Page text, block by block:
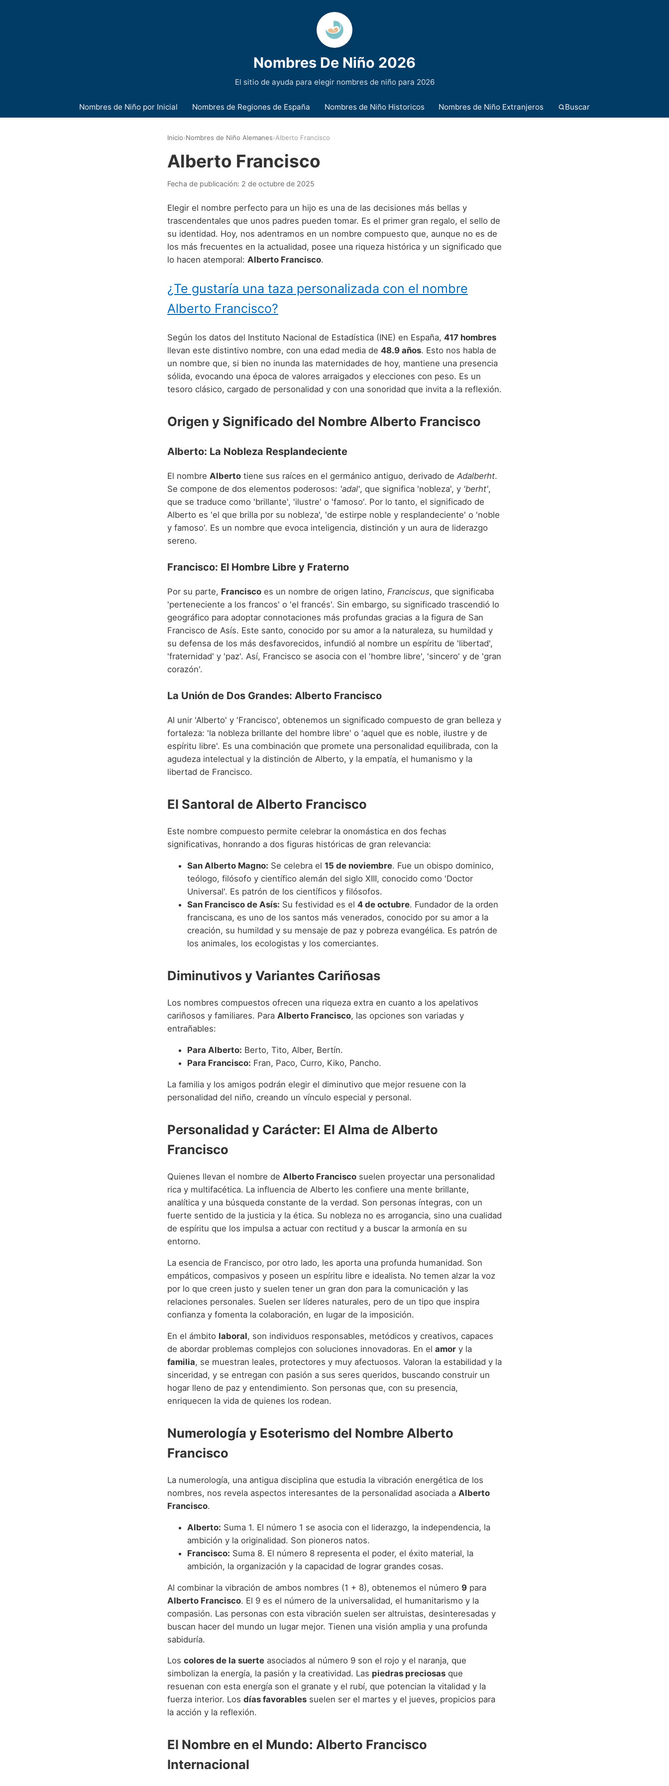
Nombres De Niño 2026
El sitio de ayuda para elegir nombres de niño para 2026
Nombres de Niño por Inicial Nombres de Regiones de España Nombres de Niño Historicos Nombres de Niño Extranjeros Buscar
Inicio›Nombres de Niño Alemanes›Alberto Francisco
Alberto Francisco
Fecha de publicación: 2 de octubre de 2025
Elegir el nombre perfecto para un hijo es una de las decisiones más bellas y
trascendentales que unos padres pueden tomar. Es el primer gran regalo, el sello de
su identidad. Hoy, nos adentramos en un nombre compuesto que, aunque no es de
los más frecuentes en la actualidad, posee una riqueza histórica y un significado que
lo hacen atemporal: Alberto Francisco.
¿Te gustaría una taza personalizada con el nombre
Alberto Francisco?
Según los datos del Instituto Nacional de Estadística (INE) en España, 417 hombres
llevan este distintivo nombre, con una edad media de 48.9 años. Esto nos habla de
un nombre que, si bien no inunda las maternidades de hoy, mantiene una presencia
sólida, evocando una época de valores arraigados y elecciones con peso. Es un
tesoro clásico, cargado de personalidad y con una sonoridad que invita a la reflexión.
Origen y Significado del Nombre Alberto Francisco
Alberto: La Nobleza Resplandeciente
El nombre Alberto tiene sus raíces en el germánico antiguo, derivado de Adalberht.
Se compone de dos elementos poderosos: 'adal', que significa 'nobleza', y 'berht',
que se traduce como 'brillante', 'ilustre' o 'famoso'. Por lo tanto, el significado de
Alberto es 'el que brilla por su nobleza', 'de estirpe noble y resplandeciente' o 'noble
y famoso'. Es un nombre que evoca inteligencia, distinción y un aura de liderazgo
sereno.
Francisco: El Hombre Libre y Fraterno
Por su parte, Francisco es un nombre de origen latino, Franciscus, que significaba
'perteneciente a los francos' o 'el francés'. Sin embargo, su significado trascendió lo
geográfico para adoptar connotaciones más profundas gracias a la figura de San
Francisco de Asís. Este santo, conocido por su amor a la naturaleza, su humildad y
su defensa de los más desfavorecidos, infundió al nombre un espíritu de 'libertad',
'fraternidad' y 'paz'. Así, Francisco se asocia con el 'hombre libre', 'sincero' y de 'gran
corazón'.
La Unión de Dos Grandes: Alberto Francisco
Al unir 'Alberto' y 'Francisco', obtenemos un significado compuesto de gran belleza y
fortaleza: 'la nobleza brillante del hombre libre' o 'aquel que es noble, ilustre y de
espíritu libre'. Es una combinación que promete una personalidad equilibrada, con la
agudeza intelectual y la distinción de Alberto, y la empatía, el humanismo y la
libertad de Francisco.
El Santoral de Alberto Francisco
Este nombre compuesto permite celebrar la onomástica en dos fechas
significativas, honrando a dos figuras históricas de gran relevancia:
San Alberto Magno: Se celebra el 15 de noviembre. Fue un obispo dominico,
teólogo, filósofo y científico alemán del siglo XIII, conocido como 'Doctor
Universal'. Es patrón de los científicos y filósofos.
San Francisco de Asís: Su festividad es el 4 de octubre. Fundador de la orden
franciscana, es uno de los santos más venerados, conocido por su amor a la
creación, su humildad y su mensaje de paz y pobreza evangélica. Es patrón de
los animales, los ecologistas y los comerciantes.
Diminutivos y Variantes Cariñosas
Los nombres compuestos ofrecen una riqueza extra en cuanto a los apelativos
cariñosos y familiares. Para Alberto Francisco, las opciones son variadas y
entrañables:
Para Alberto: Berto, Tito, Alber, Bertín.
Para Francisco: Fran, Paco, Curro, Kiko, Pancho.
La familia y los amigos podrán elegir el diminutivo que mejor resuene con la
personalidad del niño, creando un vínculo especial y personal.
Personalidad y Carácter: El Alma de Alberto
Francisco
Quienes llevan el nombre de Alberto Francisco suelen proyectar una personalidad
rica y multifacética. La influencia de Alberto les confiere una mente brillante,
analítica y una búsqueda constante de la verdad. Son personas íntegras, con un
fuerte sentido de la justicia y la ética. Su nobleza no es arrogancia, sino una cualidad
de espíritu que los impulsa a actuar con rectitud y a buscar la armonía en su
entorno.
La esencia de Francisco, por otro lado, les aporta una profunda humanidad. Son
empáticos, compasivos y poseen un espíritu libre e idealista. No temen alzar la voz
por lo que creen justo y suelen tener un gran don para la comunicación y las
relaciones personales. Suelen ser líderes naturales, pero de un tipo que inspira
confianza y fomenta la colaboración, en lugar de la imposición.
En el ámbito laboral, son individuos responsables, metódicos y creativos, capaces
de abordar problemas complejos con soluciones innovadoras. En el amor y la
familia, se muestran leales, protectores y muy afectuosos. Valoran la estabilidad y la
sinceridad, y se entregan con pasión a sus seres queridos, buscando construir un
hogar lleno de paz y entendimiento. Son personas que, con su presencia,
enriquecen la vida de quienes los rodean.
Numerología y Esoterismo del Nombre Alberto
Francisco
La numerología, una antigua disciplina que estudia la vibración energética de los
nombres, nos revela aspectos interesantes de la personalidad asociada a Alberto
Francisco.
Alberto: Suma 1. El número 1 se asocia con el liderazgo, la independencia, la
ambición y la originalidad. Son pioneros natos.
Francisco: Suma 8. El número 8 representa el poder, el éxito material, la
ambición, la organización y la capacidad de lograr grandes cosas.
Al combinar la vibración de ambos nombres (1 + 8), obtenemos el número 9 para
Alberto Francisco. El 9 es el número de la universalidad, el humanitarismo y la
compasión. Las personas con esta vibración suelen ser altruistas, desinteresadas y
buscan hacer del mundo un lugar mejor. Tienen una visión amplia y una profunda
sabiduría.
Los colores de la suerte asociados al número 9 son el rojo y el naranja, que
simbolizan la energía, la pasión y la creatividad. Las piedras preciosas que
resuenan con esta energía son el granate y el rubí, que potencian la vitalidad y la
fuerza interior. Los días favorables suelen ser el martes y el jueves, propicios para
la acción y la reflexión.
El Nombre en el Mundo: Alberto Francisco
Internacional